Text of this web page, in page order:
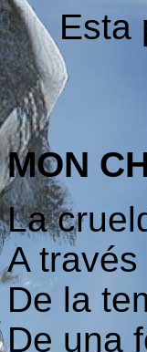
Esta
MON
La
A través
De la
De una